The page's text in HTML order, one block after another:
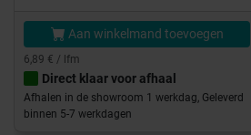
Aan winkelmand toevoegen
6,89 € / lfm
Direct klaar voor afhaal
Afhalen in de showroom 1 werkdag, Geleverd
binnen 5-7 werkdagen